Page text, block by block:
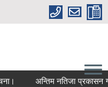
अन्तिम नतिजा प्रकासन